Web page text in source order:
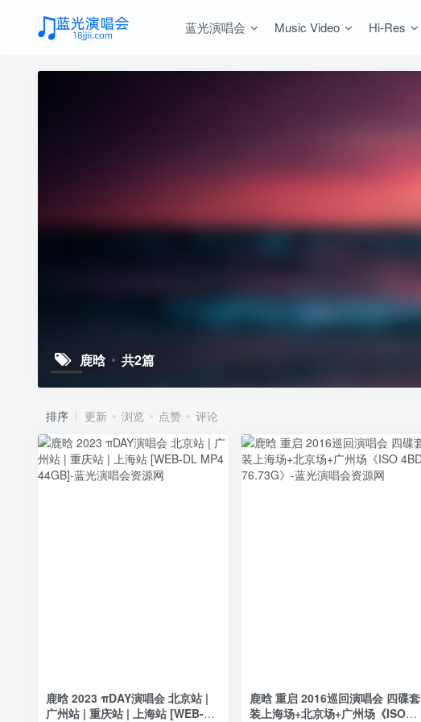
蓝光演唱会 Music Video Hi-Res
鹿晗 共2篇
排序 更新 浏览 点赞 评论
鹿晗 2023 πDAY演唱会 北京站 |
广州站 | 重庆站 | 上海站 [WEB-DL
鹿晗 重启 2016巡回演唱会 四碟套
装上海场+北京场+广州场《ISO